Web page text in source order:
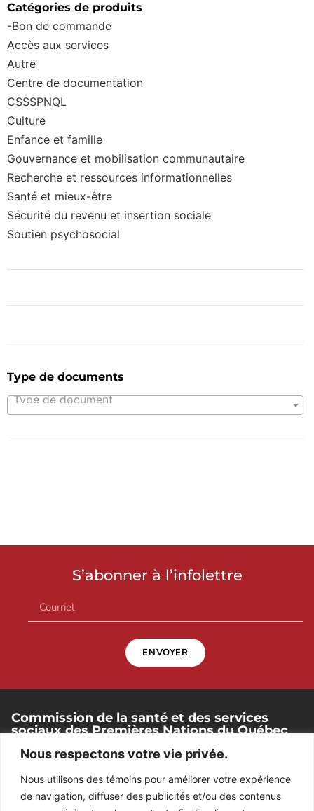
Nous respectons votre vie privée.
Nous utilisons des témoins pour améliorer votre expérience
de navigation, diffuser des publicités et/ou des contenus
Catégories de produits
-Bon de commande
Accès aux services
Autre
Centre de documentation
CSSSPNQL
Culture
Enfance et famille
Gouvernance et mobilisation communautaire
Recherche et ressources informationnelles
Santé et mieux-être
Sécurité du revenu et insertion sociale
Soutien psychosocial
Type de documents
Type de document
S’abonner à l’infolettre
ENVOYER
Commission de la santé et des services
sociaux des Premières Nations du Québec
250, place Chef-Michel-Laveau, bureau 102
Wendake (Québec). G0A 4V0